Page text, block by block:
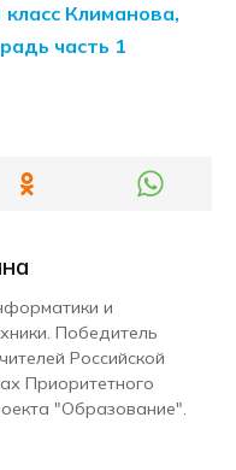
Климанова,
часть 1
и
Победитель
Российской
Приоритетного
"Образование".